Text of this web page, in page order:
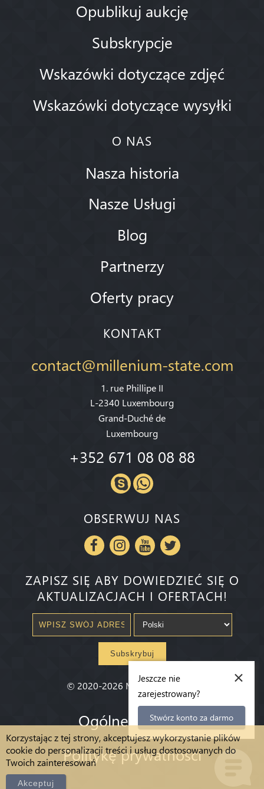
Korzystając z tej strony, akceptujesz wykorzystanie plików
cookie do personalizacji treści i usług dostosowanych do
Twoich zainteresowań
Akceptuj
Opublikuj aukcję
Subskrypcje
Wskazówki dotyczące zdjęć
Wskazówki dotyczące wysyłki
O NAS
Nasza historia
Nasze Usługi
Blog
Partnerzy
Oferty pracy
KONTAKT
contact@millenium-state.com
1. rue Phillipe II
L-2340 Luxembourg
Grand-Duché de
Luxembourg
+352 671 08 08 88
OBSERWUJ NAS
ZAPISZ SIĘ ABY DOWIEDZIEĆ SIĘ O
AKTUALIZACJACH I OFERTACH!
Subskrybuj
© 2020-2026 Millenium State
Ogólne warunki
Politykę prywatności
×
Jeszcze nie
zarejestrowany?
Stwórz konto za darmo